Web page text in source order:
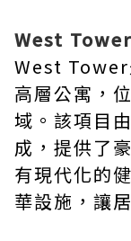
West Tower
West Tower
高層公寓，
域。該項目
成，提供了
有現代化的
華設施，讓